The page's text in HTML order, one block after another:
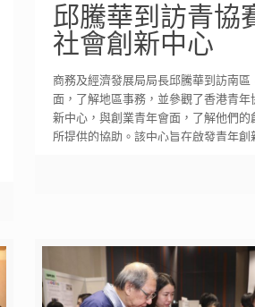
邱騰華到訪青協
社會創新中心
商務及經濟發展局局長邱騰華到訪南區
面，了解地區事務，並參觀了香港青年
新中心，與創業青年會面，了解他們的
所提供的協助。該中心旨在啟發青年創